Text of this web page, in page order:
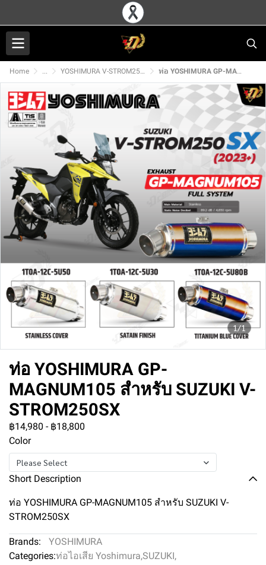
Home ... YOSHIMURA V-STROM250SX ท่อ YOSHIMURA GP-MAGNUM105 สำหรับ SUZUKI V-STROM250SX
1/1
ท่อ YOSHIMURA GP-
MAGNUM105 สำหรับ SUZUKI V-
STROM250SX
฿14,980 - ฿18,800
Color
Please Select
Short Description
ท่อ YOSHIMURA GP-MAGNUM105 สำหรับ SUZUKI V-
STROM250SX
Brands:
YOSHIMURA
Categories:ท่อไอเสีย Yoshimura,SUZUKI,